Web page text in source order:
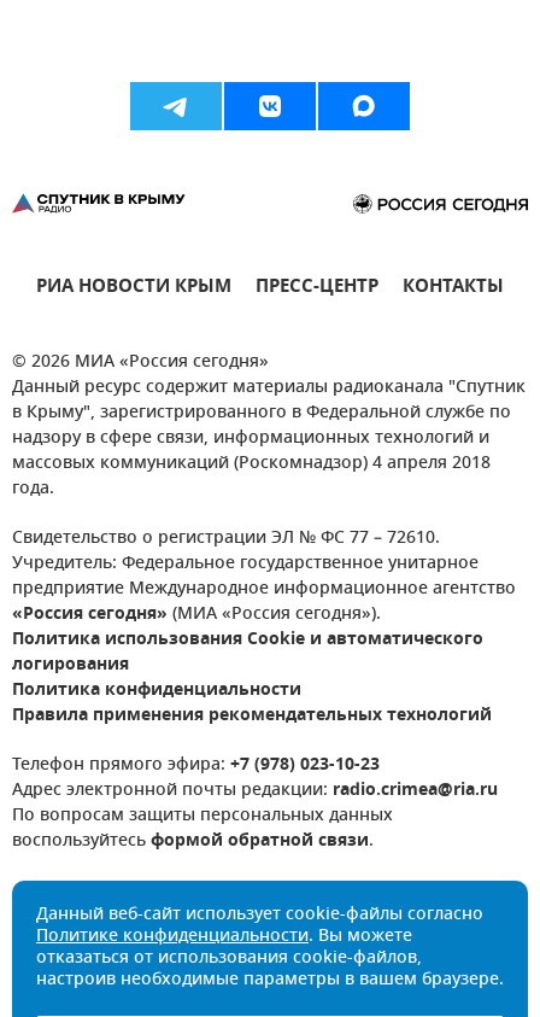
РИА НОВОСТИ КРЫМ ПРЕСС-ЦЕНТР КОНТАКТЫ
© 2026 МИА «Россия сегодня»
Данный ресурс содержит материалы радиоканала "Спутник
в Крыму", зарегистрированного в Федеральной службе по
надзору в сфере связи, информационных технологий и
массовых коммуникаций (Роскомнадзор) 4 апреля 2018
года.
Свидетельство о регистрации ЭЛ № ФС 77 – 72610.
Учредитель: Федеральное государственное унитарное
предприятие Международное информационное агентство
«Россия сегодня» (МИА «Россия сегодня»).
Политика использования Cookie и автоматического
логирования
Политика конфиденциальности
Правила применения рекомендательных технологий
Телефон прямого эфира: +7 (978) 023-10-23
Адрес электронной почты редакции: radio.crimea@ria.ru
По вопросам защиты персональных данных
воспользуйтесьформой обратной связи.
Данный веб-сайт использует cookie-файлы согласно
Политике конфиденциальности. Вы можете
отказаться от использования cookie-файлов,
настроив необходимые параметры в вашем браузере.